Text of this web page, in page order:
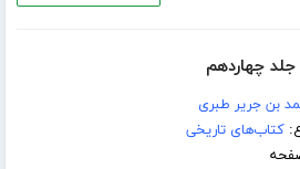
چهاردهم
بن جریر طبری
کتاب‌های تاریخی